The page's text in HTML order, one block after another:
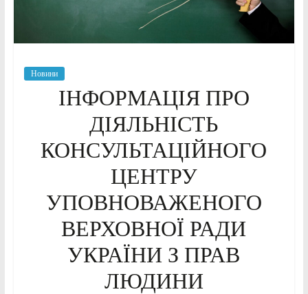
Новини
ІНФОРМАЦІЯ ПРО
ДІЯЛЬНІСТЬ
КОНСУЛЬТАЦІЙНОГО
ЦЕНТРУ
УПОВНОВАЖЕНОГО
ВЕРХОВНОЇ РАДИ
УКРАЇНИ З ПРАВ
ЛЮДИНИ